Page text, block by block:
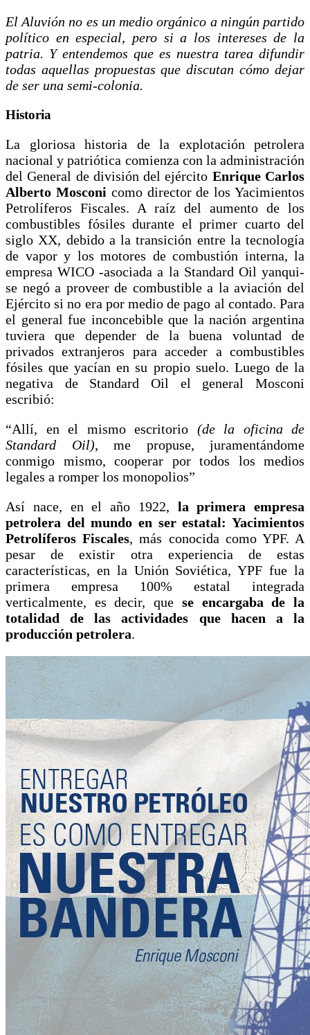
El Aluvión no es un medio orgánico a ningún partido
político en especial, pero si a los intereses de la
patria. Y entendemos que es nuestra tarea difundir
todas aquellas propuestas que discutan cómo dejar
de ser una semi-colonia.
Historia
La gloriosa historia de la explotación petrolera
nacional y patriótica comienza con la administración
del General de división del ejército Enrique Carlos
Alberto Mosconi como director de los Yacimientos
Petrolíferos Fiscales. A raíz del aumento de los
combustibles fósiles durante el primer cuarto del
siglo XX, debido a la transición entre la tecnología
de vapor y los motores de combustión interna, la
empresa WICO -asociada a la Standard Oil yanqui-
se negó a proveer de combustible a la aviación del
Ejército si no era por medio de pago al contado. Para
el general fue inconcebible que la nación argentina
tuviera que depender de la buena voluntad de
privados extranjeros para acceder a combustibles
fósiles que yacían en su propio suelo. Luego de la
negativa de Standard Oil el general Mosconi
escribió:
“Allí, en el mismo escritorio (de la oficina de
Standard Oil), me propuse, juramentándome
conmigo mismo, cooperar por todos los medios
legales a romper los monopolios”
Así nace, en el año 1922, la primera empresa
petrolera del mundo en ser estatal: Yacimientos
Petrolíferos Fiscales, más conocida como YPF. A
pesar de existir otra experiencia de estas
características, en la Unión Soviética, YPF fue la
primera empresa 100% estatal integrada
verticalmente, es decir, que se encargaba de la
totalidad de las actividades que hacen a la
producción petrolera.